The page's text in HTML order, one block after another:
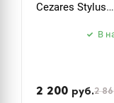
Cezares Stylus
В
2 200 руб.2